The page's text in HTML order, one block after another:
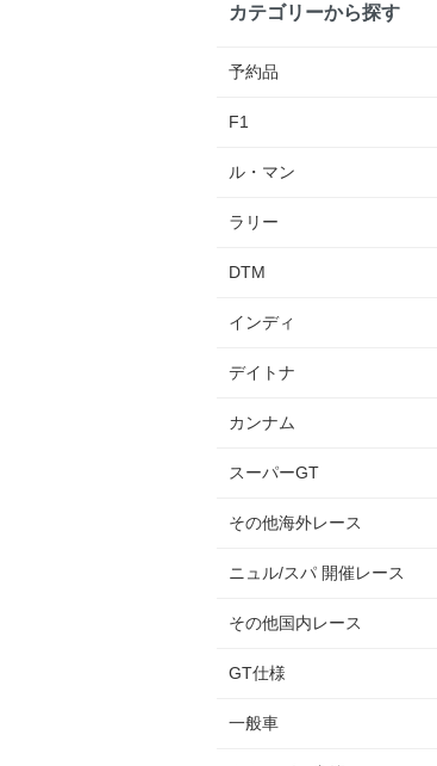
カテゴリーから探す
予約品
F1
ル・マン
ラリー
DTM
インディ
デイトナ
カンナム
スーパーGT
その他海外レース
ニュル/スパ 開催レース
その他国内レース
GT仕様
一般車